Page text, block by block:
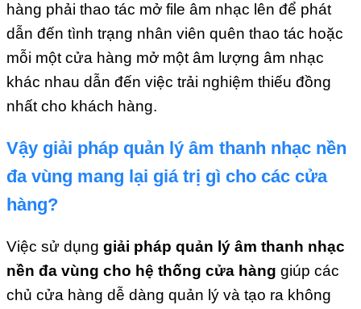
hàng phải thao tác mở file âm nhạc lên để phát
dẫn đến tình trạng nhân viên quên thao tác hoặc
mỗi một cửa hàng mở một âm lượng âm nhạc
khác nhau dẫn đến việc trải nghiệm thiếu đồng
nhất cho khách hàng.
Vậy giải pháp quản lý âm thanh nhạc nền
đa vùng mang lại giátrị gì cho các cửa
hàng?
Việc sử dụng giải pháp quản lý âm thanh nhạc
nền đa vùng cho hệ thống cửa hàng giúp các
chủ cửa hàng dễ dàng quản lý và tạo ra không